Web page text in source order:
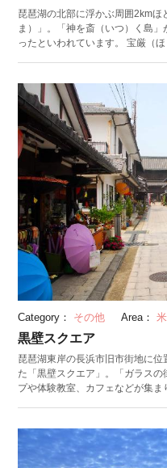
琵琶湖の北部に浮かぶ周囲2kmほ
ま）」。「神を斎（いつ）く島
ったといわれています。 宝厳（
が残ることでも知られ、多くの
な遺構が点在。大阪城の極楽門
宝にも指定されています。同じ
の遺構とされ、柱や天井などに
は「長浜港」「今津港」「彦根
ことができます。 ●長浜港発・今
(https://www.biwakokisen.co.jp/
rel="noopener"} ●彦根港発：[オ
(https://www.ohmitetudo.co.jp/
{target="_blank" rel="noopener"}
2024/02/22）
Category： その他 Area：
黒壁スクエア
琵琶湖東岸の長浜市旧市街地に
た「黒壁スクエア」。「ガラス
プや体験教室、カフェなどが集
を改築し、1989年にオープンし
マッチングさせたモダンな同館で
ーロッパから買い付けられたグラ